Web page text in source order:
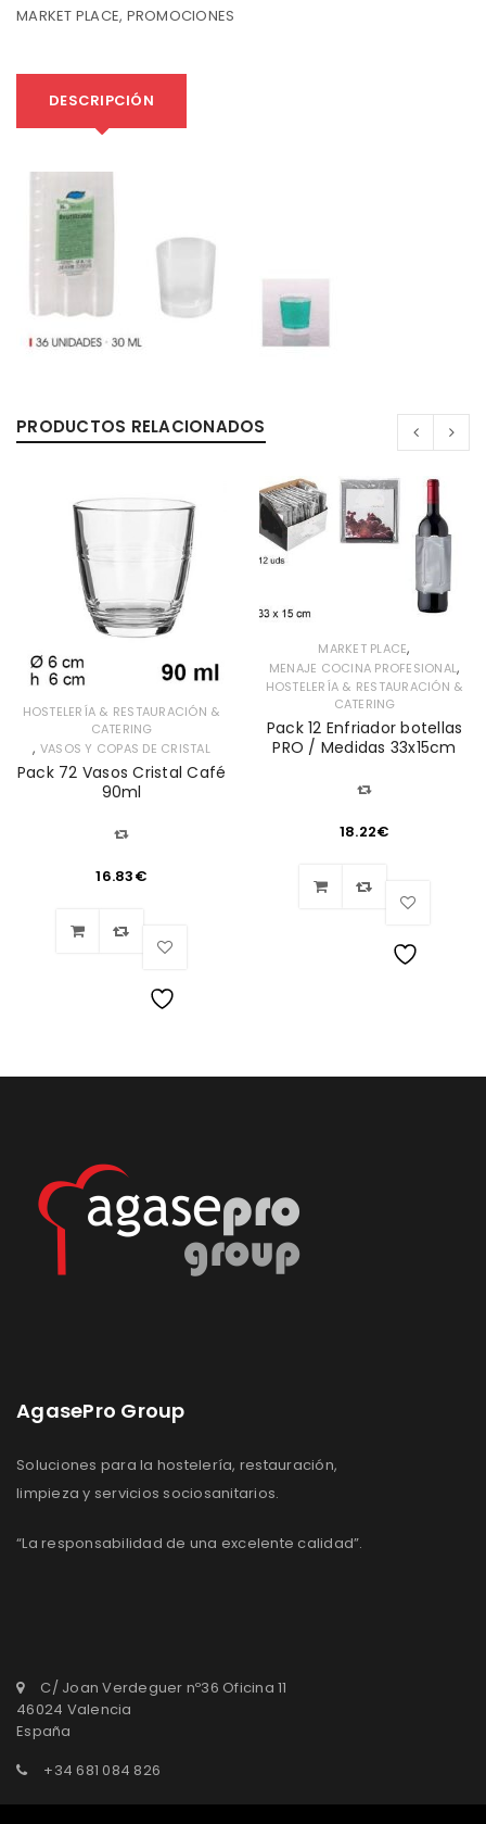
MARKET PLACE, PROMOCIONES
DESCRIPCIÓN
PRODUCTOS RELACIONADOS
HOSTELERÍA & RESTAURACIÓN &
CATERING
, VASOS Y COPAS DE CRISTAL
Pack 72 Vasos Cristal Café
90ml
16.83€
de
MARKET PLACE,
MENAJE COCINA PROFESIONAL,
HOSTELERÍA & RESTAURACIÓN &
CATERING
Pack 12 Enfriador botellas
PRO / Medidas 33x15cm
18.22€
deseos
AgasePro Group
Soluciones para la hostelería, restauración,
limpieza y servicios sociosanitarios.
“La responsabilidad de una excelente calidad”.
C/ Joan Verdeguer nº36 Oficina 11
46024 Valencia
España
+34 681 084 826
agasepro@agasepro.com